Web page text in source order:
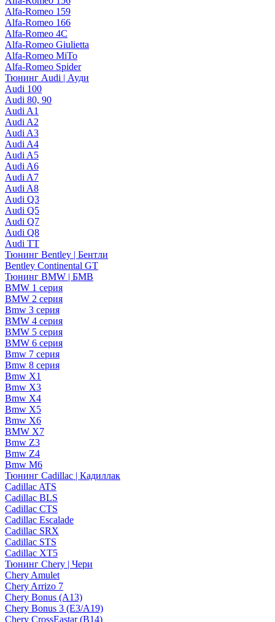
Alfa-Romeo 159
Alfa-Romeo 166
Alfa-Romeo 4C
Alfa-Romeo Giulietta
Alfa-Romeo MiTo
Alfa-Romeo Spider
Тюнинг Audi | Ауди
Audi 100
Audi 80, 90
Audi A1
Audi A2
Audi A3
Audi A4
Audi A5
Audi A6
Audi A7
Audi A8
Audi Q3
Audi Q5
Audi Q7
Audi Q8
Audi TT
Тюнинг Bentley | Бентли
Bentley Continental GT
Тюнинг BMW | БМВ
BMW 1 серия
BMW 2 серия
Bmw 3 серия
BMW 4 серия
BMW 5 серия
BMW 6 серия
Bmw 7 серия
Bmw 8 серия
Bmw X1
Bmw X3
Bmw X4
Bmw X5
Bmw X6
BMW X7
Bmw Z3
Bmw Z4
Bmw М6
Тюнинг Cadillac | Кадиллак
Cadillac ATS
Cadillac BLS
Cadillac CTS
Cadillac Escalade
Cadillac SRX
Cadillac STS
Cadillac XT5
Тюнинг Chery | Чери
Chery Amulet
Chery Arrizo 7
Chery Bonus (A13)
Chery Bonus 3 (E3/A19)
Chery CrossEastar (B14)